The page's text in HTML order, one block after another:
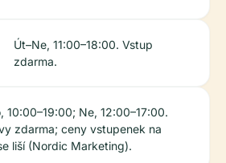
Út–Ne, 11:00–18:00. Vstup
zdarma.
10:00–19:00; Ne, 12:00–17:00.
zdarma; ceny vstupenek na
liší (Nordic Marketing).